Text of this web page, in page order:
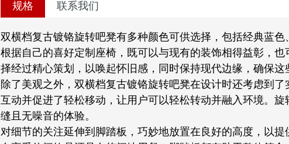
规格 联系我们
双横档复古镀铬旋转吧凳有多种颜色可供选择，包括经典蓝
根据自己的喜好定制座椅，既可以与现有的装饰相得益彰，
择经过精心策划，以唤起怀旧感，同时保持现代边缘，确保这
除了美观之外，双横档复古镀铬旋转吧凳在设计时还考虑到
互动并促进了轻松移动，让用户可以轻松转动并融入环境。
缝且无噪音的体验。
对细节的关注延伸到脚踏板，巧妙地放置在良好的高度，以